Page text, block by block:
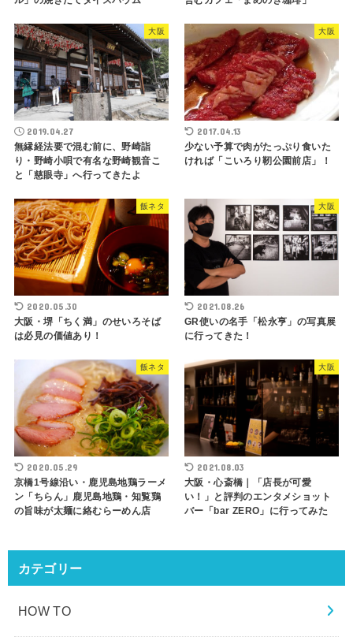
大阪
2019.04.27
無縁経法要で混む前に、野崎詣
り・野崎小唄で有名な野崎観音こ
と「慈眼寺」へ行ってきたよ
大阪
2017.04.13
少ない予算で肉がたっぷり食いた
ければ「こいろり靭公園前店」！
飯ネタ
2020.05.30
大阪・堺「ちく満」のせいろそば
は必見の価値あり！
大阪
2021.08.26
GR使いの名手「松永亨」の写真展
に行ってきた！
飯ネタ
2020.05.29
京橋1号線沿い・鹿児島地鶏ラーメ
ン「ちらん」鹿児島地鶏・知覧鶏
の旨味が太麺に絡むらーめん店
大阪
2021.08.03
大阪・心斎橋｜「店長が可愛
い！」と評判のエンタメショット
バー「bar ZERO」に行ってみた
カテゴリー
HOW TO